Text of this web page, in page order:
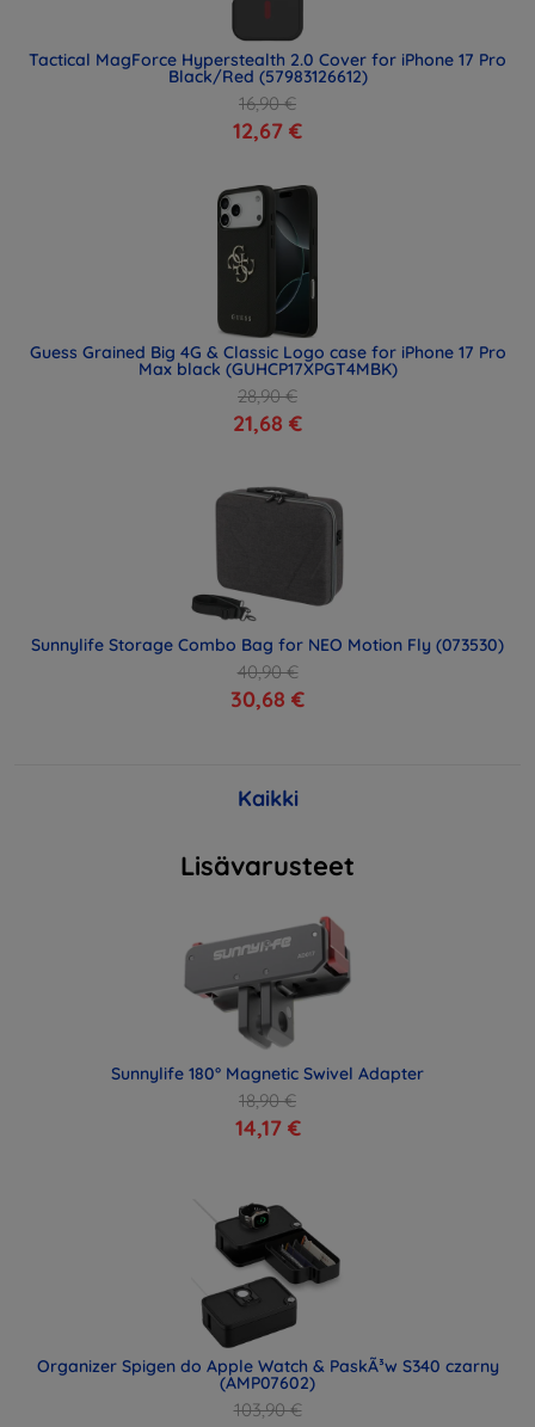
Tactical MagForce Hyperstealth 2.0 Cover for iPhone 17 Pro
Black/Red (57983126612)
16,90 €
12,67 €
Guess Grained Big 4G & Classic Logo case for iPhone 17 Pro
Max black (GUHCP17XPGT4MBK)
28,90 €
21,68 €
Sunnylife Storage Combo Bag for NEO Motion Fly (073530)
40,90 €
30,68 €
Kaikki
Lisävarusteet
Sunnylife 180° Magnetic Swivel Adapter
18,90 €
14,17 €
Organizer Spigen do Apple Watch & PaskÃ³w S340 czarny
(AMP07602)
103,90 €